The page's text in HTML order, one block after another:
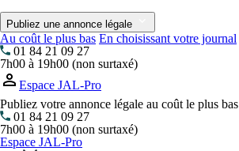
Publiez une annonce légale
Au coût le plus bas En choisissant votre journal
01 84 21 09 27
7h00 à 19h00 (non surtaxé)
Espace JAL-Pro
Publiez votre annonce légale au coût le plus bas
01 84 21 09 27
7h00 à 19h00 (non surtaxé)
Espace JAL-Pro